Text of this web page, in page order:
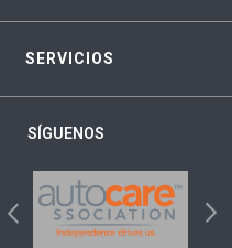
SERVICIOS
SÍGUENOS